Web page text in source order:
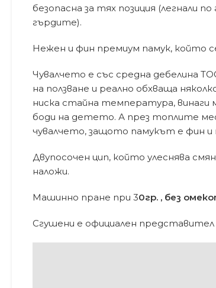
безопасна за тях позиция (легнали
гърдите).
Нежен и фин премиум памук, който
Чувалчето е със средна дебелина
на ползване и реално обхваща
ниска стайна температура,
боди на детето. А през топлите
чувалчето, защото памукът е фин и
Двупосочен цип, който улеснява
наложи.
Машинно пране при 30гр. , без
Сгушени е официален представител